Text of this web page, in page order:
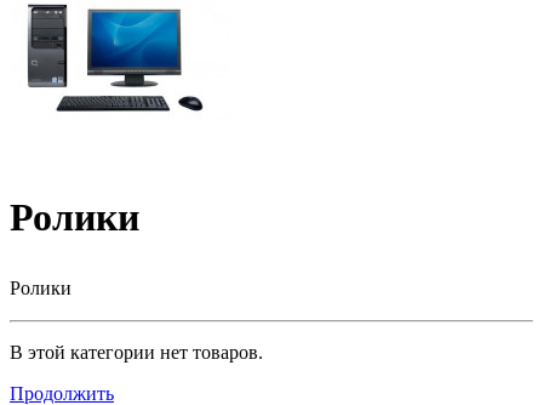
Ролики
Ролики
В этой категории нет товаров.
Продолжить